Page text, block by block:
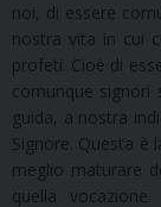
noi, di essere
nostra vita in cui
profeti. Cioè di
comunque signori
guida, a nostra
Signore. Questa è
meglio maturare
quella